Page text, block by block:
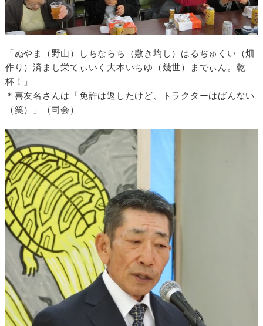
「ぬやま（野山）しちならち（敷き均し）はるぢゅくい（畑
作り）済まし栄てぃいく大本いちゆ（幾世）までぃん。乾
杯！」
＊喜友名さんは「免許は返したけど、トラクターはばんない
（笑）」（司会）